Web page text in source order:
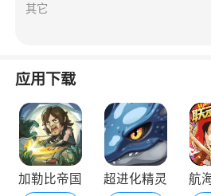
其它
应用下载
加勒比帝国
超进化精灵
航